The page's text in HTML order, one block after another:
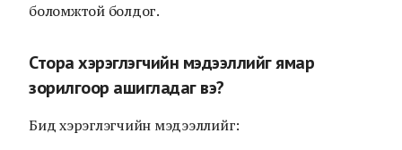
боломжтой болдог.
Стора хэрэглэгчийн мэдээллийг ямар
зорилгоор ашигладаг вэ?
Бид хэрэглэгчийн мэдээллийг: